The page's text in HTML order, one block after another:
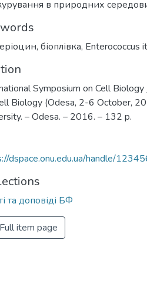
в природних
, біоплівка, Enterococcus
Symposium on Cell
Biology (Odesa, 2-6 October,
– Odesa. – 2016. – 132 p.
dspace.onu.edu.ua/handle/
та доповіді БФ
Full item page